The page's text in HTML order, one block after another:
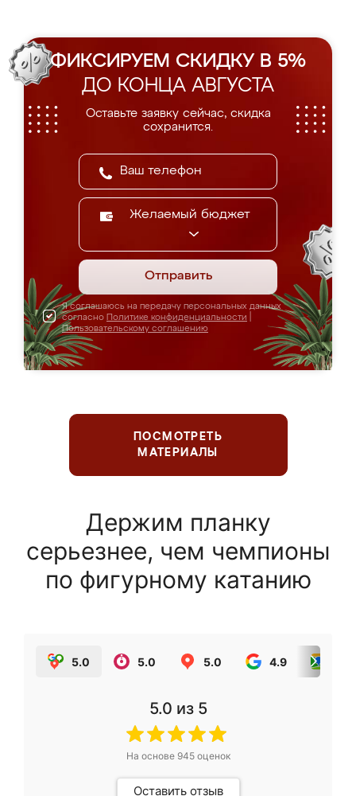
ФИКСИРУЕМ СКИДКУ В 5%
ДО КОНЦА АВГУСТА
Оставьте заявку сейчас, скидка
сохранится.
Желаемый бюджет
Отправить
Я соглашаюсь на передачу персональных данных
согласно Политике конфиденциальности
Пользовательскому соглашению
ПОСМОТРЕТЬ
МАТЕРИАЛЫ
Держим планку
серьезнее, чем чемпионы
по фигурному катанию
5.0 5.0 5.0 4.9
5.0 из 5
На основе 945оценок
Оставить отзыв